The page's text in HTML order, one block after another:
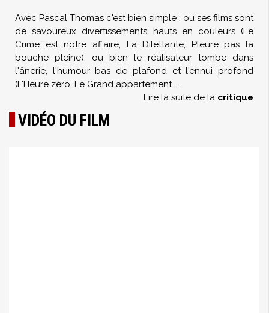
Avec Pascal Thomas c'est bien simple : ou ses films sont
de savoureux divertissements hauts en couleurs (Le
Crime est notre affaire, La Dilettante, Pleure pas la
bouche pleine), ou bien le réalisateur tombe dans
l'ânerie, l'humour bas de plafond et l'ennui profond
(L'Heure zéro, Le Grand appartement ...
Lire la suite de la critique
VIDÉO DU FILM